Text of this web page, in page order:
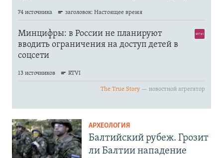
АРХЕОЛОГИЯ
Балтийский рубеж. Грозит
ли Балтии нападение